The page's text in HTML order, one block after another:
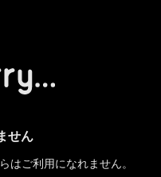
せん
はご利用になれません。